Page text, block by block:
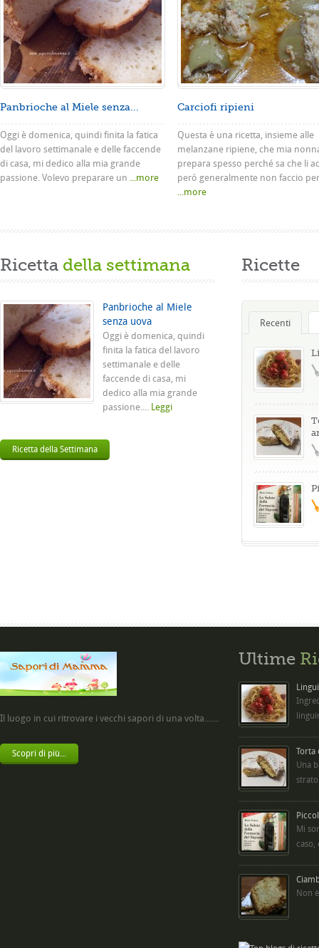
Panbrioche al Miele senza...
Oggi è domenica, quindi finita la fatica
del lavoro settimanale e delle faccende
di casa, mi dedico alla mia grande
passione. Volevo preparare un ...more
Carciofi ripieni
Questa è una ricetta, insieme alle
melanzane ripiene, che mia
prepara spesso perché sa che li
però generalmente non faccio
...more
Ricetta della settimana
Panbrioche al Miele
senza uova
Oggi è domenica, quindi
finita la fatica del lavoro
settimanale e delle
faccende di casa, mi
dedico alla mia grande
passione.... Leggi
Ricetta della Settimana
Ricette
Recenti
Il luogo in cui ritrovare i vecchi sapori di una volta.......
Scopri di più...
Ultime
Torta
Una
Mi
caso,
Non